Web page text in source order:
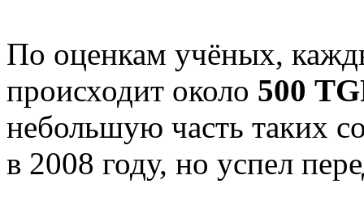
По оценкам учёных,
происходит около 500
небольшую часть таких
в 2008 году, но успел